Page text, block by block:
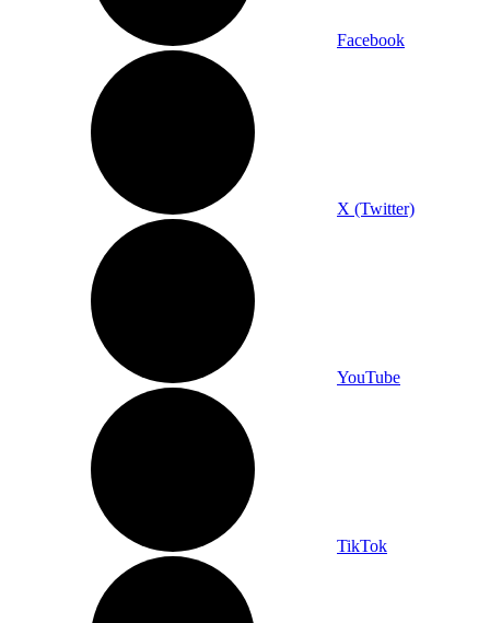
Facebook
X (Twitter)
YouTube
TikTok